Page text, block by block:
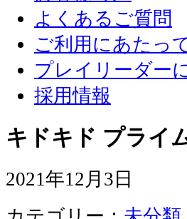
よくあるご質問
ご利用にあたっ
プレイリーダー
採用情報
キドキド プライ
2021年12月3日